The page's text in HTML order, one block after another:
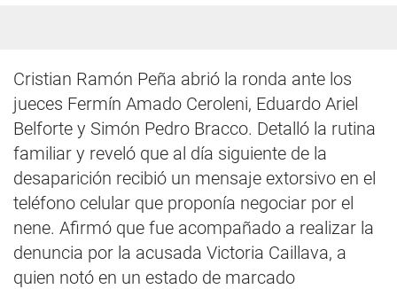
Cristian Ramón Peña abrió la ronda ante los
jueces Fermín Amado Ceroleni, Eduardo Ariel
Belforte y Simón Pedro Bracco. Detalló la rutina
familiar y reveló que al día siguiente de la
desaparición recibió un mensaje extorsivo en el
teléfono celular que proponía negociar por el
nene. Afirmó que fue acompañado a realizar la
denuncia por la acusada Victoria Caillava, a
quien notó en un estado de marcado